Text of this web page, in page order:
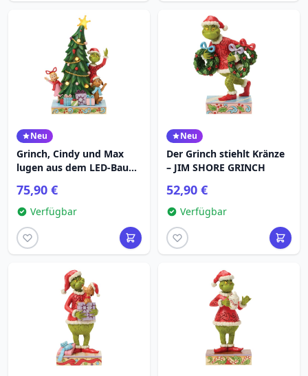
Neu
Grinch, Cindy und Max
lugen aus dem LED-Baum
GRINCH
75,90 €
Verfügbar
Neu
Der Grinch stiehlt Kränze
– JIM SHORE GRINCH
52,90 €
Verfügbar